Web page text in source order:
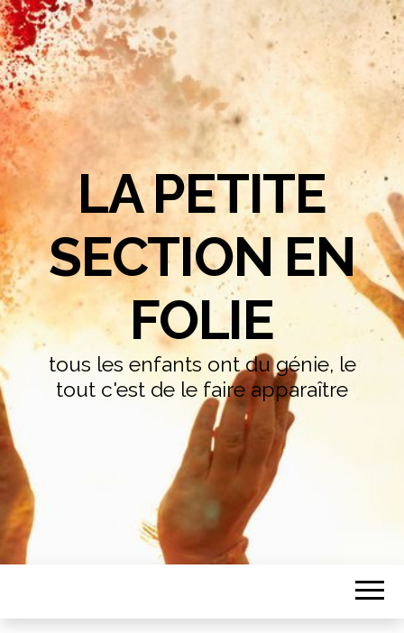
LA PETITE
SECTION EN
FOLIE
tous les enfants ont du génie, le
tout c'est de le faire apparaître